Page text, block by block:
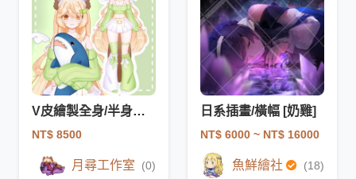
V皮繪製全身/半身委託
NT$ 8500
月尋工作室 (0)
日系插畫/橫幅 [奶雞]
NT$ 6000 ~ NT$ 16000
魚鮮繪社 (18)